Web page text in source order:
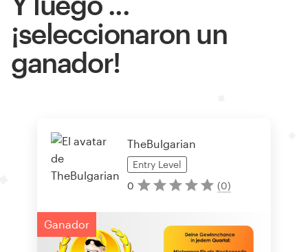
¡seleccionaron un
ganador!
TheBulgarian
Entry Level
0
(0)
Ganador